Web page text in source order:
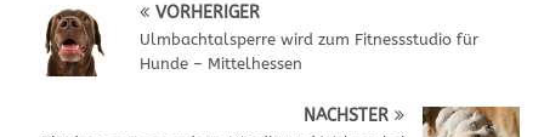
VORHERIGER
Ulmbachtalsperre wird zum Fitnessstudio für
Hunde – Mittelhessen
NÄCHSTER